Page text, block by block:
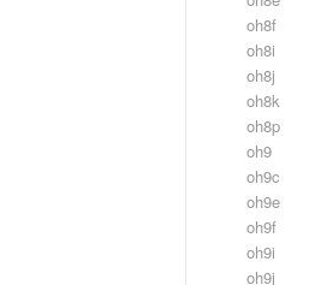
oh8f
oh8i
oh8j
oh8k
oh8p
oh9
oh9c
oh9e
oh9f
oh9i
oh9j